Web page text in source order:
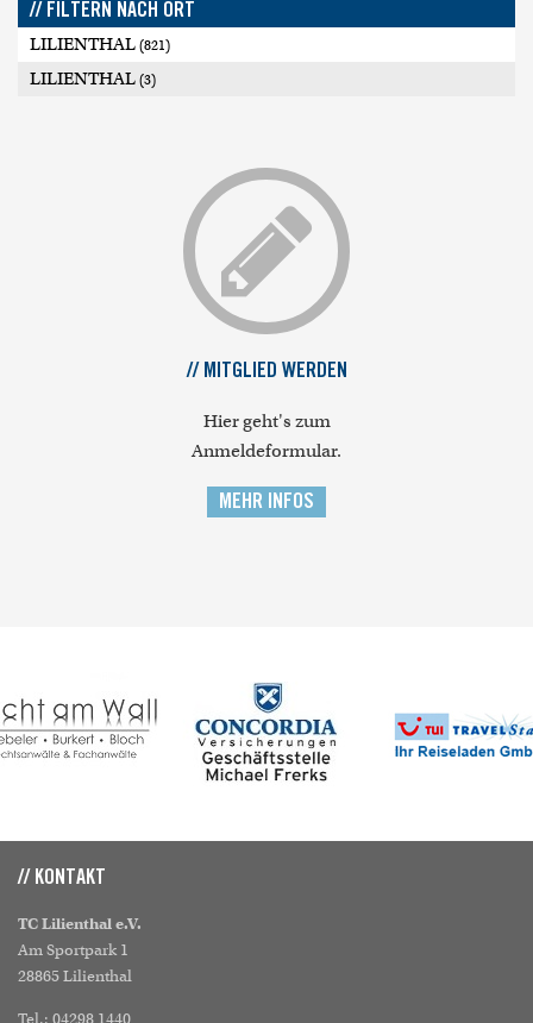
// FILTERN NACH ORT
LILIENTHAL (821)
LILIENTHAL (3)
// MITGLIED WERDEN
Hier geht's zum
Anmeldeformular.
MEHR INFOS
// KONTAKT
TC Lilienthal e.V.
Am Sportpark 1
28865 Lilienthal